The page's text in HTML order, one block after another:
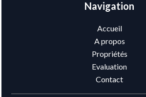
Navigation
Accueil
A propos
Propriétés
Evaluation
Contact